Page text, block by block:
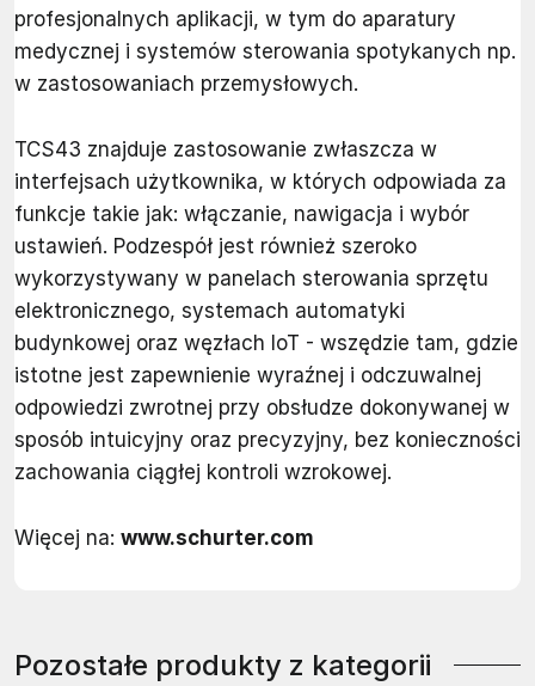
profesjonalnych aplikacji, w tym do aparatury
medycznej i systemów sterowania spotykanych np.
w zastosowaniach przemysłowych.
TCS43 znajduje zastosowanie zwłaszcza w
interfejsach użytkownika, w których odpowiada za
funkcje takie jak: włączanie, nawigacja i wybór
ustawień. Podzespół jest również szeroko
wykorzystywany w panelach sterowania sprzętu
elektronicznego, systemach automatyki
budynkowej oraz węzłach IoT - wszędzie tam, gdzie
istotne jest zapewnienie wyraźnej i odczuwalnej
odpowiedzi zwrotnej przy obsłudze dokonywanej w
sposób intuicyjny oraz precyzyjny, bez konieczności
zachowania ciągłej kontroli wzrokowej.
Więcej na: www.schurter.com
Pozostałe produkty z kategorii